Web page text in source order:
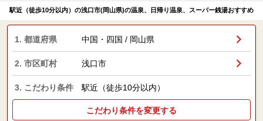
駅近（徒歩10分以内）の浅口市(岡山県)の温泉、日帰り温泉、スーパー銭湯おすすめ
1. 都道府県 中国・四国 / 岡山県
2. 市区町村 浅口市
3. こだわり条件 駅近（徒歩10分以内）
こだわり条件を変更する